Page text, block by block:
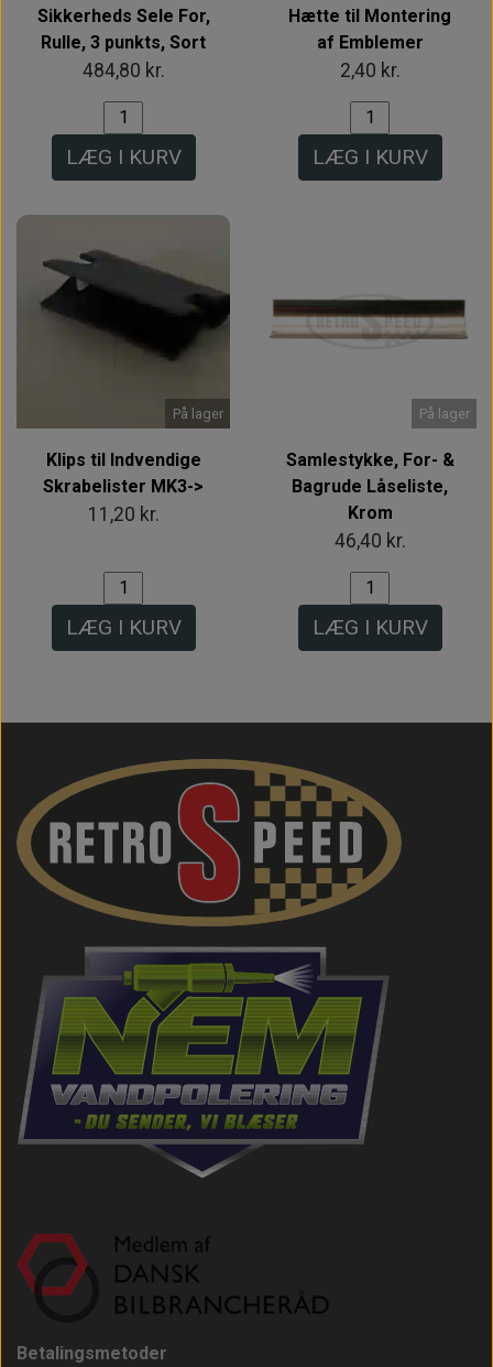
Sikkerheds Sele For,
Rulle, 3 punkts, Sort
484,80 kr.
LÆG I KURV
Hætte til Montering
af Emblemer
2,40 kr.
LÆG I KURV
På lager
Klips til Indvendige
Skrabelister MK3->
11,20 kr.
LÆG I KURV
På lager
Samlestykke, For- &
Bagrude Låseliste,
Krom
46,40 kr.
LÆG I KURV
Betalingsmetoder